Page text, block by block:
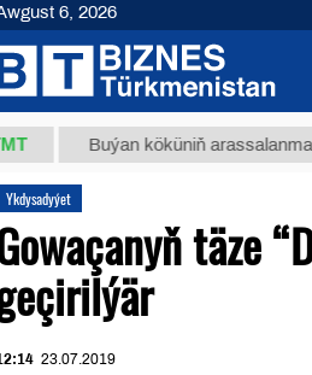
Buýan köküniň arassalanmadyk
Ykdysadyýet
täze
23.07.2019
6, 2026